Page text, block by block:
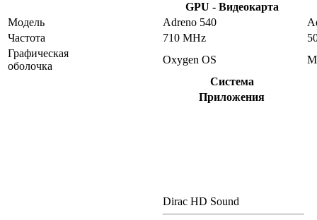
GPU - Видеокарта
Модель
Adreno 540
Частота
710 MHz
Графическая
оболочка
Oxygen OS
Система
Приложения
Dirac HD Sound